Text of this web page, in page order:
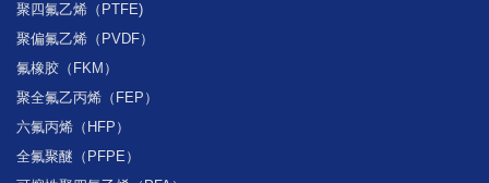
聚四氟乙烯（PTFE)
聚偏氟乙烯（PVDF）
氟橡胶（FKM）
聚全氟乙丙烯（FEP）
六氟丙烯（HFP）
全氟聚醚（PFPE）